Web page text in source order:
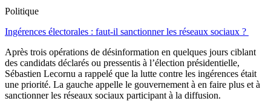
Politique
Ingérences électorales : faut-il sanctionner les réseaux sociaux ?
Après trois opérations de désinformation en quelques jours ciblant
des candidats déclarés ou pressentis à l’élection présidentielle,
Sébastien Lecornu a rappelé que la lutte contre les ingérences était
une priorité. La gauche appelle le gouvernement à en faire plus et à
sanctionner les réseaux sociaux participant à la diffusion.